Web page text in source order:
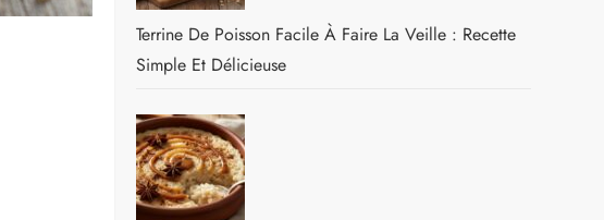
Terrine De Poisson Facile À Faire La Veille : Recette
Simple Et Délicieuse